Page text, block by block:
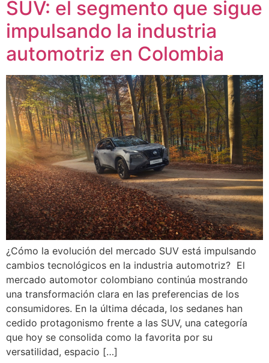
SUV: el segmento que sigue
impulsando la industria
automotriz en Colombia
¿Cómo la evolución del mercado SUV está impulsando
cambios tecnológicos en la industria automotriz? El
mercado automotor colombiano continúa mostrando
una transformación clara en las preferencias de los
consumidores. En la última década, los sedanes han
cedido protagonismo frente a las SUV, una categoría
que hoy se consolida como la favorita por su
versatilidad, espacio […]